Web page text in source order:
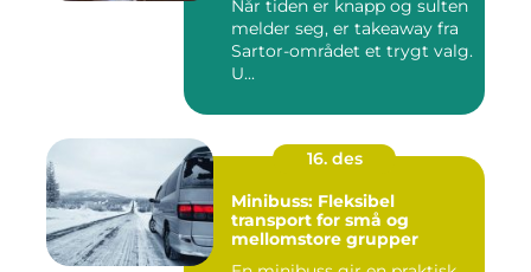
Når tiden er knapp og sulten
melder seg, er takeaway fra
Sartor-området et trygt valg.
U...
16. des
Minibuss: Fleksibel
transport for små og
mellomstore grupper